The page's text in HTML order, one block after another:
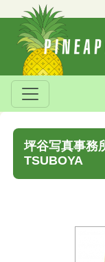
坪谷写真事務
TSUBOYA